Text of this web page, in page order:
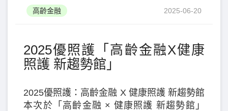
高齡金融 2025-06-20
2025優照護「高齡金融X健康
照護 新趨勢館」
2025優照護：高齡金融 X 健康照護 新趨勢館
本次於「高齡金融 × 健康照護 新趨勢館」